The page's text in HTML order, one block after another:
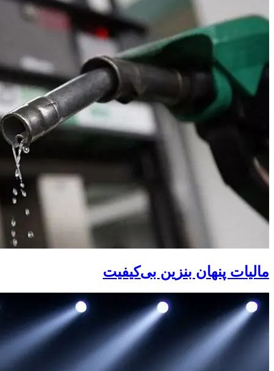
مالیات پنهان بنزین بی‌کیفیت